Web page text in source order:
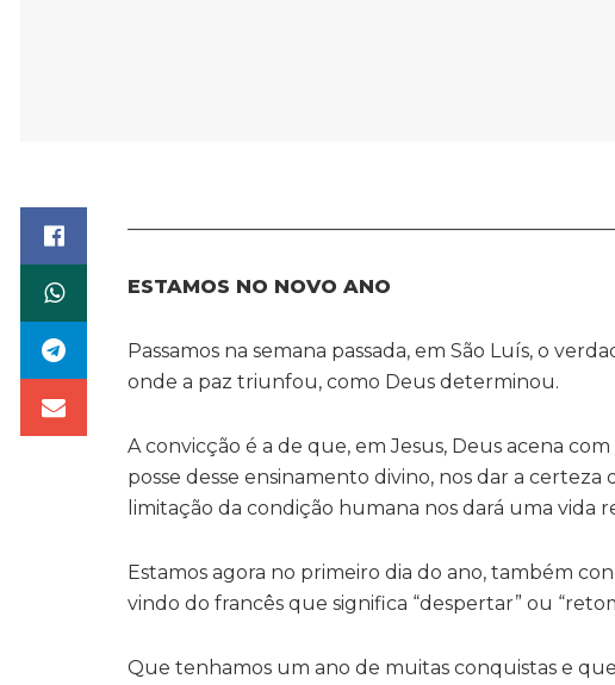
ESTAMOS NO NOVO ANO
Passamos na semana passada, em São Luís, o
onde a paz triunfou, como Deus determinou.
A convicção é a de que, em Jesus, Deus acena
posse desse ensinamento divino, nos dar a
limitação da condição humana nos dará uma vida
Estamos agora no primeiro dia do ano, também
vindo do francês que significa “despertar” ou
Que tenhamos um ano de muitas conquistas e